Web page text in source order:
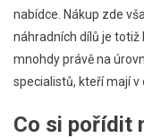
nabídce. Nákup zde
náhradních dílů je totiž
mnohdy právě na
specialistů, kteří mají v
Co si pořídit